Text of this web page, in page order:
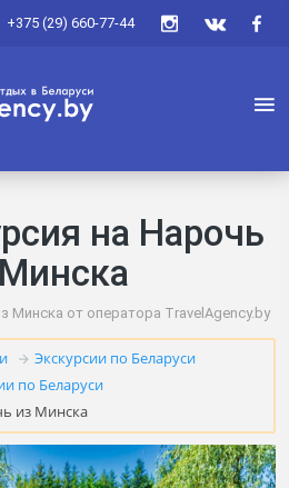
+375 (29) 660-77-44
на Нарочь
Минска от оператора TravelAgency.by
Экскурсии по Беларуси
по Беларуси
из Минска